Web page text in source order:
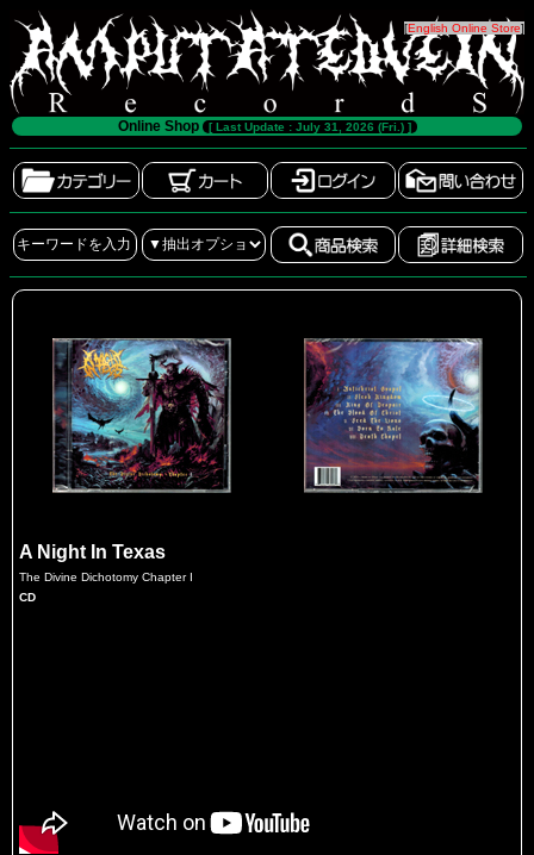
[English Online Store]
Online Shop [ Last Update : July 31, 2026 (Fri.) ]
A Night In Texas
The Divine Dichotomy Chapter I
CD